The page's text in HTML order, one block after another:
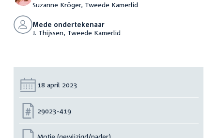
Suzanne Kröger, Tweede Kamerlid
Mede ondertekenaar
J. Thijssen, Tweede Kamerlid
Datum:
18 april 2023
Nummer:
29023-419